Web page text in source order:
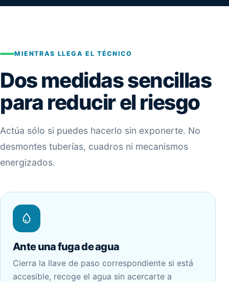
MIENTRAS LLEGA EL TÉCNICO
Dos medidas sencillas
para reducir el riesgo
Actúa sólo si puedes hacerlo sin exponerte. No
desmontes tuberías, cuadros ni mecanismos
energizados.
Ante una fuga de agua
Cierra la llave de paso correspondiente si está
accesible, recoge el agua sin acercarte a